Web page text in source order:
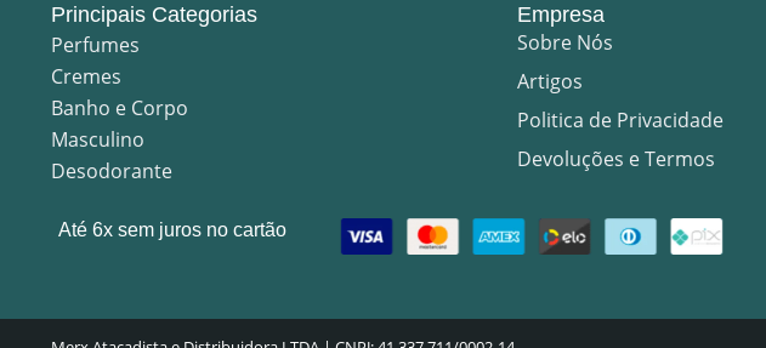
Principais Categorias
Perfumes
Cremes
Banho e Corpo
Masculino
Desodorante
Empresa
Sobre Nós
Artigos
Politica de Privacidade
Devoluções e Termos
Até 6x sem juros no cartão